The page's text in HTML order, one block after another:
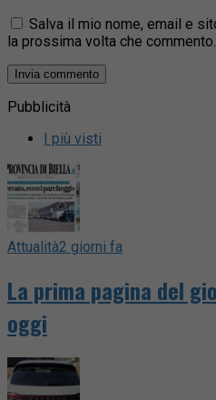
Salva il mio nome, email e
la prossima volta che commento.
Pubblicità
I più visti
Attualità2 giorni fa
La prima pagina del
oggi